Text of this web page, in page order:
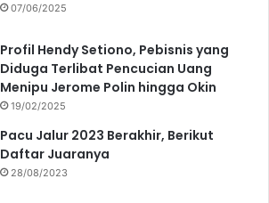
07/06/2025
Profil Hendy Setiono, Pebisnis yang
Diduga Terlibat Pencucian Uang
Menipu Jerome Polin hingga Okin
19/02/2025
Pacu Jalur 2023 Berakhir, Berikut
Daftar Juaranya
28/08/2023